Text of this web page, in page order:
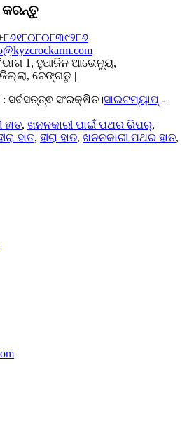
1, ହୁଆଜିନ ଆଭେନ୍ୟୁ,
ଚେଙ୍ଗଡୁ |
ସର୍ବସତ୍ତ୍ଵ ସଂରକ୍ଷିତ।ସାଇଟମ୍ୟାପ୍ -
, ଖନନକାରୀ ପାଇଁ ପଥର ରିପର୍,
ହାତ, ହୀରା ହାତ, ଖନନକାରୀ ପଥର ହାତ,